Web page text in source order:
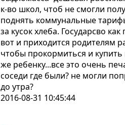
к-во школ, чтоб не смогли
поднять коммунальные
за кусок хлеба. Государсво
вот и приходится родителям
чтобы прокормиться и
же ребенку...все это очень
соседи где были? не могли
до утра?
2016-08-31 10:45:44